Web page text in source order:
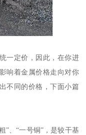
一定价，因此，在你进
响着金属价格走向对你
不同的价格，下面小篇
”、“一号铜”，是较干基